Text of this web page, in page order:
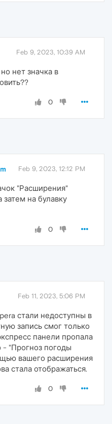
Feb 9, 2023, 10:39 AM
нет значка в
0
Feb 9, 2023, 12:12 PM
"Расширения"
затем на булавку
0
Feb 11, 2023, 5:06 PM
стали недоступны в
запись смог только
панели пропала
- "Прогноз погоды
вашего расширения
стала отображаться.
0